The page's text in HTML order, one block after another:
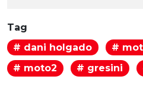
Tag
# dani holgado
#
# moto2
# gresini